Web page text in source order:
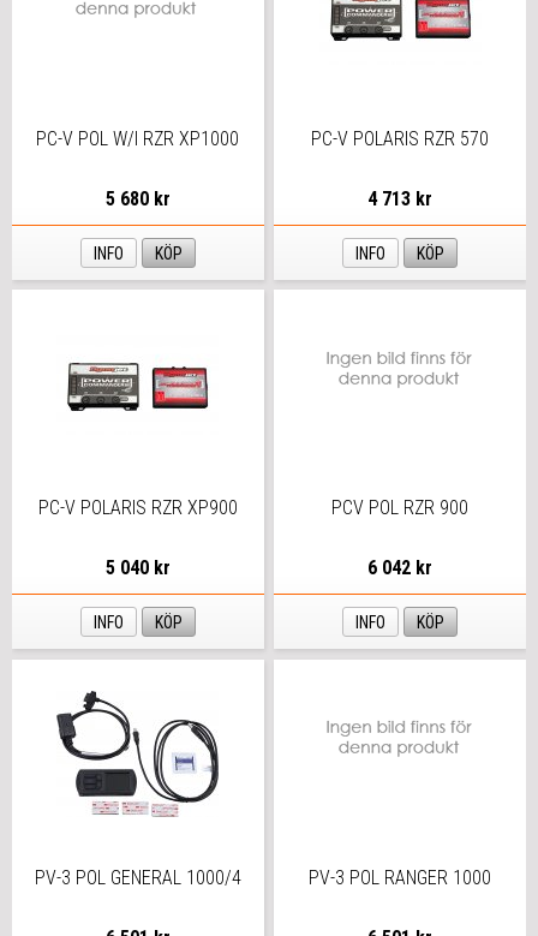
PC-V POL W/I RZR XP1000
5 680 kr
INFO KÖP
PC-V POLARIS RZR 570
4 713 kr
INFO KÖP
PC-V POLARIS RZR XP900
5 040 kr
INFO KÖP
PCV POL RZR 900
6 042 kr
INFO KÖP
PV-3 POL GENERAL 1000/4 PV-3 POL RANGER 1000